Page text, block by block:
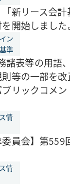
「新リース会計
開始しました
ン
準
表等の用語
等の一部を
ブリックコメ
情
委員会】第
情